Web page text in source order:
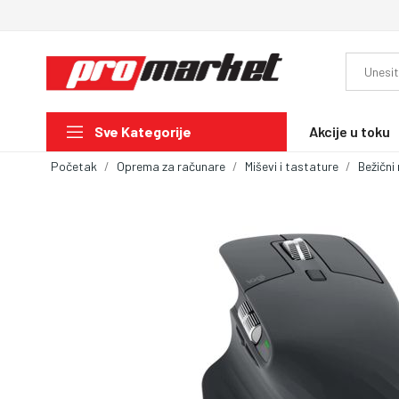
Sve Kategorije Akcije u toku
Početak Oprema za računare Miševi i tastature Bežični